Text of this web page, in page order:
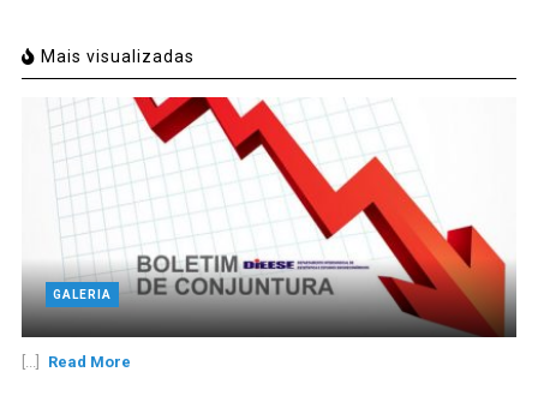
Mais visualizadas
GALERIA
[...] Read More